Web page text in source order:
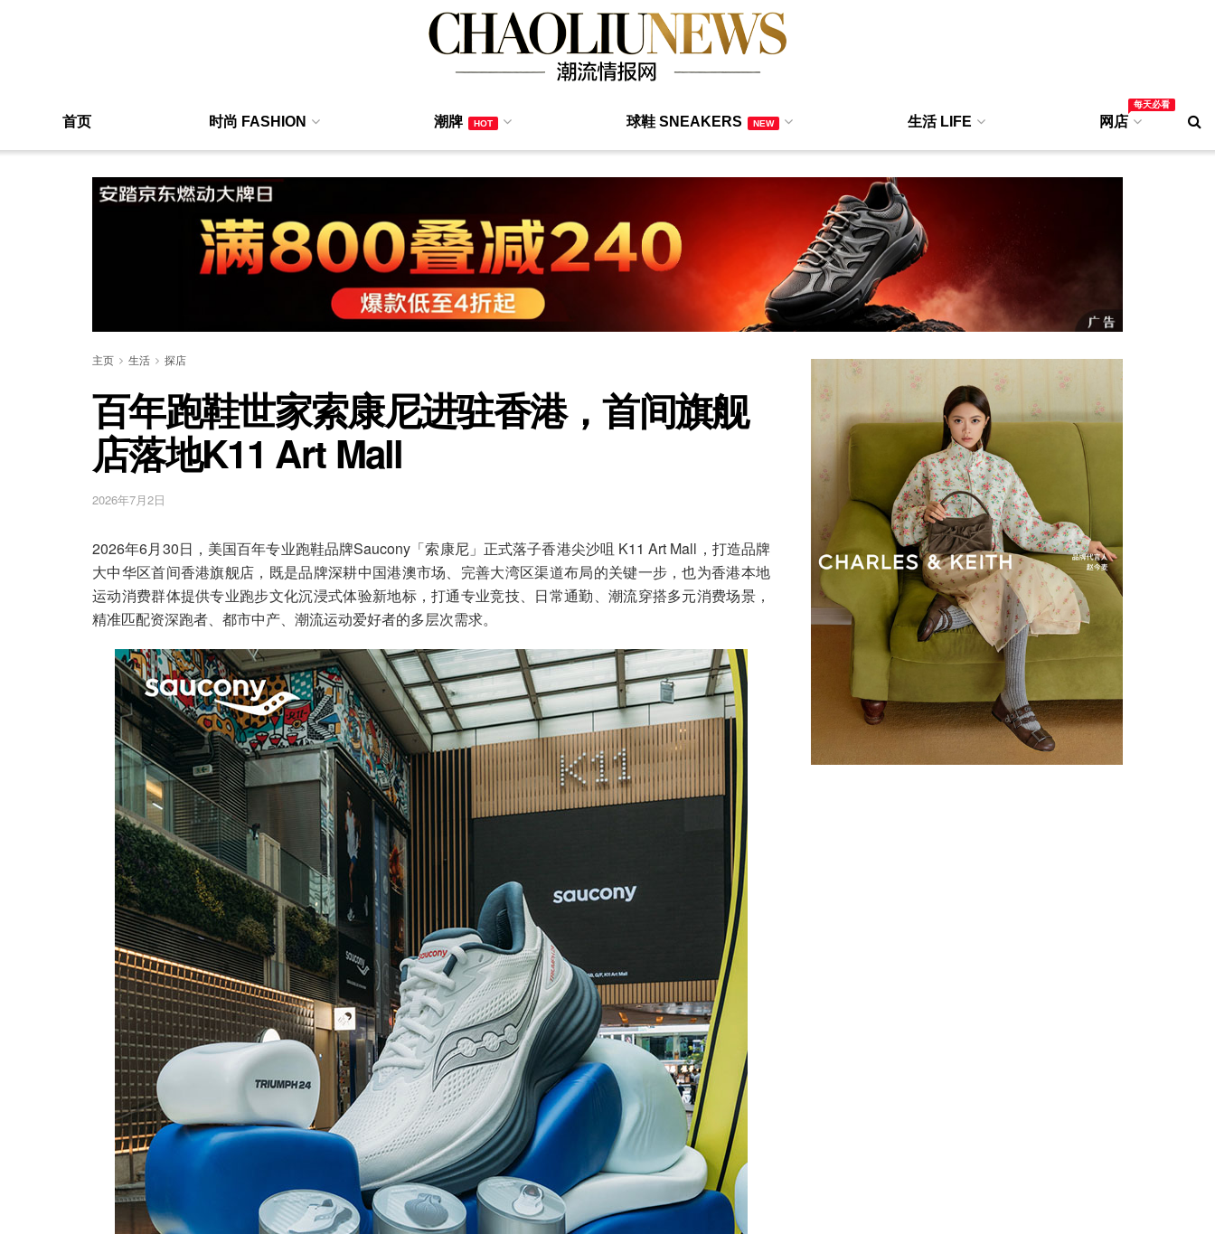
首页 时尚 FASHION 潮牌 HOT 球鞋 SNEAKERS NEW 生活 LIFE 网店
每天必看
主页 生活 探店
百年跑鞋世家索康尼进驻香港，首间旗舰
店落地K11 Art Mall
2026年7月2日
2026年6月30日，美国百年专业跑鞋品牌Saucony「索康尼」正式落子香港尖沙咀 K11 Art Mall，打造品牌
大中华区首间香港旗舰店，既是品牌深耕中国港澳市场、完善大湾区渠道布局的关键一步，也为香港本地
运动消费群体提供专业跑步文化沉浸式体验新地标，打通专业竞技、日常通勤、潮流穿搭多元消费场景，
精准匹配资深跑者、都市中产、潮流运动爱好者的多层次需求。